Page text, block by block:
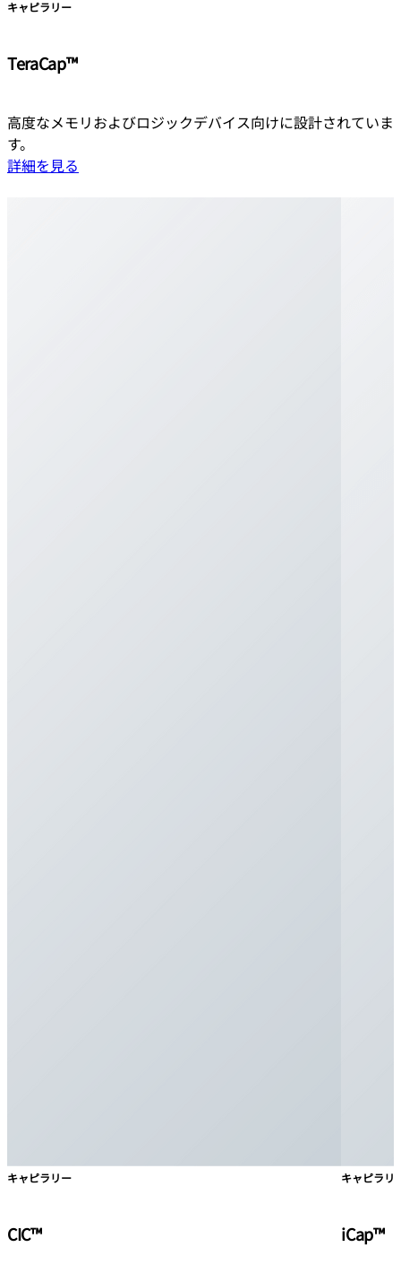
キャピラリー
TeraCap™
高度なメモリおよびロジックデバイス向けに設計されていま
す。
詳細を見る
キャピラリー
CIC™
キャピラリ
iCap™